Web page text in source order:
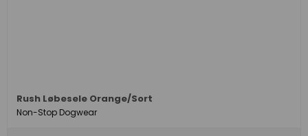
Rush Løbesele Orange/Sort
Non-Stop Dogwear